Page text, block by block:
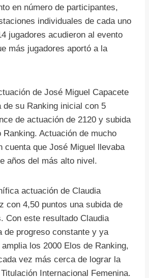
en número de participantes,
individuales de cada uno
jugadores acudieron al evento
más jugadores aportó a la
de José Miguel Capacete
de su Ranking inicial con 5
de actuación de 2120 y subida
Ranking. Actuación de mucho
cuenta que José Miguel llevaba
años del más alto nivel.
actuación de Claudia
con 4,50 puntos una subida de
Con este resultado Claudia
de progreso constante y ya
los 2000 Elos de Ranking,
vez más cerca de lograr la
Internacional Femenina.